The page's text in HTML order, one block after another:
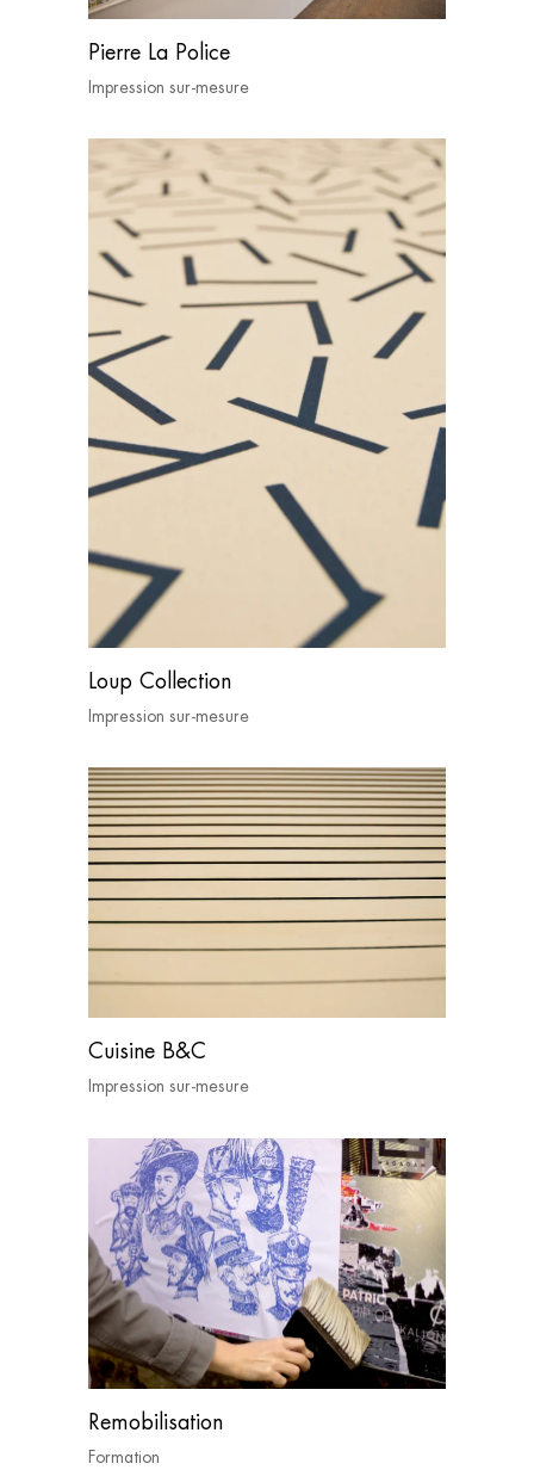
Pierre La Police
Impression sur-mesure
Loup Collection
Impression sur-mesure
Cuisine B&C
Impression sur-mesure
Remobilisation
Formation